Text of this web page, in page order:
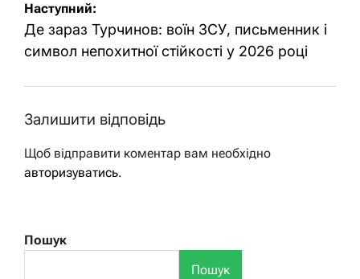
Наступний:
Де зараз Турчинов: воїн ЗСУ, письменник і
символ непохитної стійкості у 2026 році
Залишити відповідь
Щоб відправити коментар вам необхідно
авторизуватись.
Пошук
Пошук